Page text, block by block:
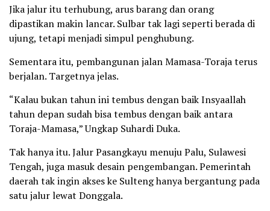
Jika jalur itu terhubung, arus barang dan orang
dipastikan makin lancar. Sulbar tak lagi seperti berada di
ujung, tetapi menjadi simpul penghubung.
Sementara itu, pembangunan jalan Mamasa-Toraja terus
berjalan. Targetnya jelas.
“Kalau bukan tahun ini tembus dengan baik Insyaallah
tahun depan sudah bisa tembus dengan baik antara
Toraja-Mamasa,” Ungkap Suhardi Duka.
Tak hanya itu. Jalur Pasangkayu menuju Palu, Sulawesi
Tengah, juga masuk desain pengembangan. Pemerintah
daerah tak ingin akses ke Sulteng hanya bergantung pada
satu jalur lewat Donggala.